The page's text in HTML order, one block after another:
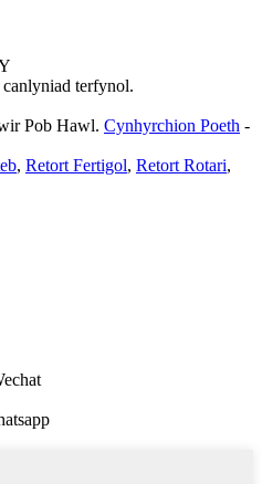
terfynol.
Pob Hawl. Cynhyrchion Poeth -
, Retort Fertigol, Retort Rotari,